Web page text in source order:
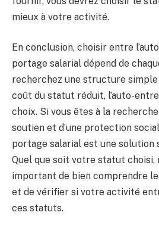
mieux à votre activité.
En conclusion, choisir entre
portage salarial dépend de
recherchez une structure
coût du statut réduit, l’auto-
choix. Si vous êtes à la recherche
soutien et d’une protection
portage salarial est une solution
Quel que soit votre statut choisi,
important de bien comprendre
et de vérifier si votre activité
ces statuts.